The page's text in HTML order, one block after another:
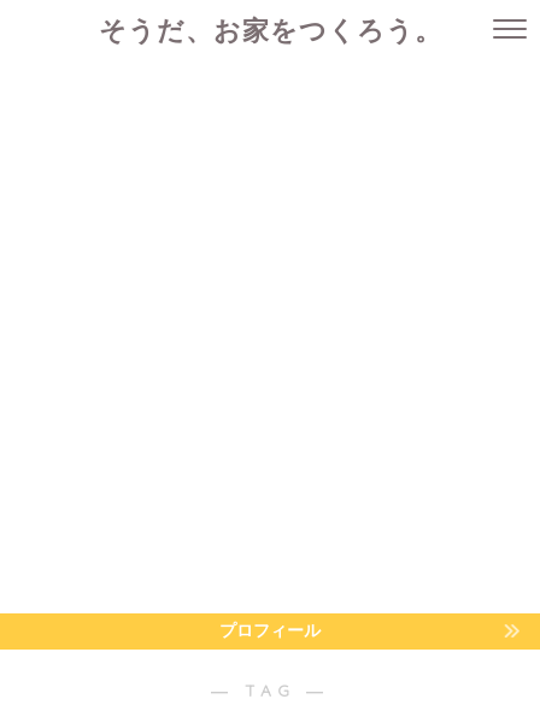
そうだ、お家をつくろう。
プロフィール
― TAG ―